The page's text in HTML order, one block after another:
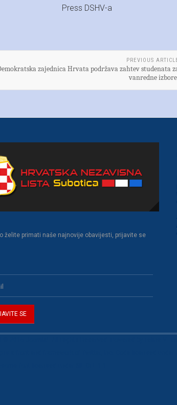
Press DSHV-a
PREVIOUS
zajednica Hrvata podržava zahtev studenata
vanredne
želite primati naše najnovije obavijesti, prijavite se